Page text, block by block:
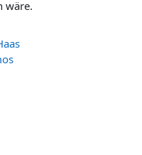
wäre.